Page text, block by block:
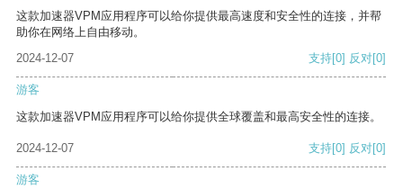
这款加速器VPM应用程序可以给你提供最高速度和安全性的连接，并帮
助你在网络上自由移动。
2024-12-07
支持[0] 反对[0]
游客
这款加速器VPM应用程序可以给你提供全球覆盖和最高安全性的连接。
2024-12-07 支持[0] 反对[0]
游客